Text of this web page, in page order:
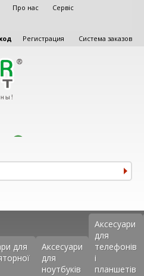
Про нас
Сервіс
Регистрация Система заказов
для
Аксесуари
для
ноутбуків
Аксеcуари
для
телефонів
і
планшетів